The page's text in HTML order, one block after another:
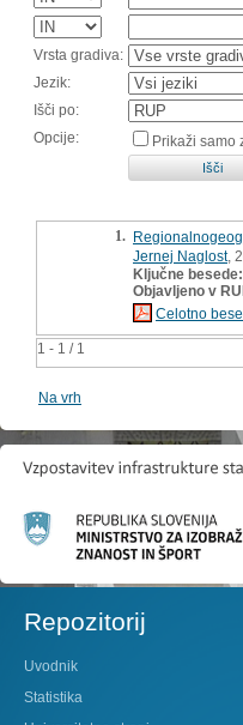
Vrsta gradiva:
Jezik:
Išči po:
Opcije:
Prikaži samo
1 - 1 / 1
1.
Jernej Naglost,
Ključne besede:
Objavljeno v
Celotno
Na vrh
Repozitorij
Uvodnik
Statistika